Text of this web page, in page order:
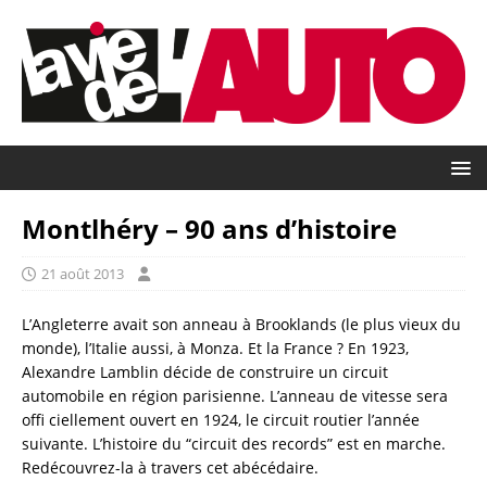
Montlhéry – 90 ans d’histoire
21 août 2013
L’Angleterre avait son anneau à Brooklands (le plus vieux du
monde), l’Italie aussi, à Monza. Et la France ? En 1923,
Alexandre Lamblin décide de construire un circuit
automobile en région parisienne. L’anneau de vitesse sera
offi ciellement ouvert en 1924, le circuit routier l’année
suivante. L’histoire du “circuit des records” est en marche.
Redécouvrez-la à travers cet abécédaire.